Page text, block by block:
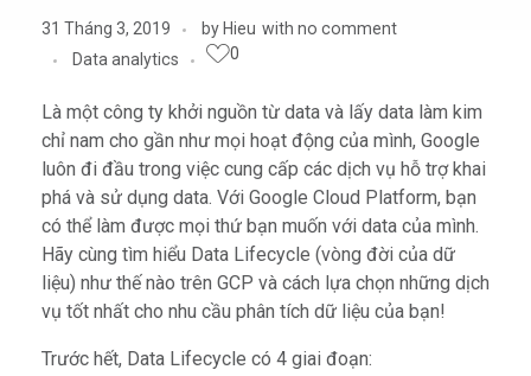
31 Tháng 3, 2019 by Hieu with no comment
Data analytics
0
Là một công ty khởi nguồn từ data và lấy data làm kim
chỉ nam cho gần như mọi hoạt động của mình, Google
luôn đi đầu trong việc cung cấp các dịch vụ hỗ trợ khai
phá và sử dụng data. Với Google Cloud Platform, bạn
có thể làm được mọi thứ bạn muốn với data của mình.
Hãy cùng tìm hiểu Data Lifecycle (vòng đời của dữ
liệu) như thế nào trên GCP và cách lựa chọn những dịch
vụ tốt nhất cho nhu cầu phân tích dữ liệu của bạn!
Trước hết, Data Lifecycle có 4 giai đoạn: